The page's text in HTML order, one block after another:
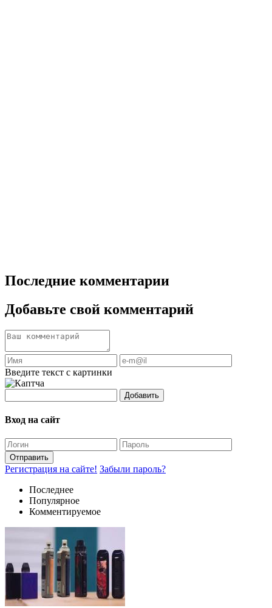
Последние комментарии
Добавьте свой комментарий
Введите текст с картинки
Добавить
Вход на сайт
Отправить
Регистрация на сайте! Забыли пароль?
Последнее
Популярное
Комментируемое